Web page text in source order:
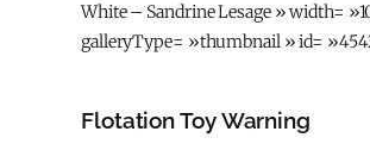
White – Sandrine Lesage » width=
galleryType= »thumbnail » id=
Flotation Toy Warning